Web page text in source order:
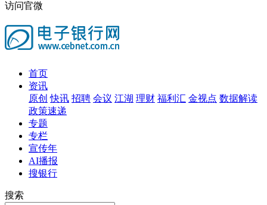
访问官微
首页
资讯
原创 快讯 招聘 会议 江湖 理财 福利汇 金视点 数据解读
政策速递
专题
专栏
宣传年
AI播报
搜银行
搜索